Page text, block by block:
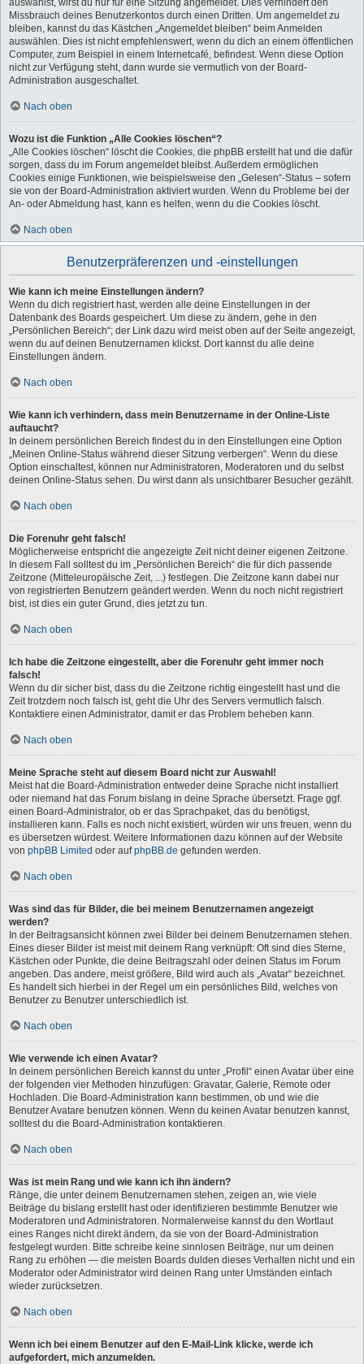
auswählst, wirst du nur für eine Sitzung angemeldet. Dies verhindert den
Missbrauch deines Benutzerkontos durch einen Dritten. Um angemeldet zu
bleiben, kannst du das Kästchen „Angemeldet bleiben“ beim Anmelden
auswählen. Dies ist nicht empfehlenswert, wenn du dich an einem öffentlichen
Computer, zum Beispiel in einem Internetcafé, befindest. Wenn diese Option
nicht zur Verfügung steht, dann wurde sie vermutlich von der Board-
Administration ausgeschaltet.
Nach oben
Wozu ist die Funktion „Alle Cookies löschen“?
„Alle Cookies löschen“ löscht die Cookies, die phpBB erstellt hat und die dafür
sorgen, dass du im Forum angemeldet bleibst. Außerdem ermöglichen
Cookies einige Funktionen, wie beispielsweise den „Gelesen“-Status – sofern
sie von der Board-Administration aktiviert wurden. Wenn du Probleme bei der
An- oder Abmeldung hast, kann es helfen, wenn du die Cookies löscht.
Nach oben
Benutzerpräferenzen und -einstellungen
Wie kann ich meine Einstellungen ändern?
Wenn du dich registriert hast, werden alle deine Einstellungen in der
Datenbank des Boards gespeichert. Um diese zu ändern, gehe in den
„Persönlichen Bereich“; der Link dazu wird meist oben auf der Seite angezeigt,
wenn du auf deinen Benutzernamen klickst. Dort kannst du alle deine
Einstellungen ändern.
Nach oben
Wie kann ich verhindern, dass mein Benutzername in der Online-Liste
auftaucht?
In deinem persönlichen Bereich findest du in den Einstellungen eine Option
„Meinen Online-Status während dieser Sitzung verbergen“. Wenn du diese
Option einschaltest, können nur Administratoren, Moderatoren und du selbst
deinen Online-Status sehen. Du wirst dann als unsichtbarer Besucher gezählt.
Nach oben
Die Forenuhr geht falsch!
Möglicherweise entspricht die angezeigte Zeit nicht deiner eigenen Zeitzone.
In diesem Fall solltest du im „Persönlichen Bereich“ die für dich passende
Zeitzone (Mitteleuropäische Zeit, ...) festlegen. Die Zeitzone kann dabei nur
von registrierten Benutzern geändert werden. Wenn du noch nicht registriert
bist, ist dies ein guter Grund, dies jetzt zu tun.
Nach oben
Ich habe die Zeitzone eingestellt, aber die Forenuhr geht immer noch
falsch!
Wenn du dir sicher bist, dass du die Zeitzone richtig eingestellt hast und die
Zeit trotzdem noch falsch ist, geht die Uhr des Servers vermutlich falsch.
Kontaktiere einen Administrator, damit er das Problem beheben kann.
Nach oben
Meine Sprache steht auf diesem Board nicht zur Auswahl!
Meist hat die Board-Administration entweder deine Sprache nicht installiert
oder niemand hat das Forum bislang in deine Sprache übersetzt. Frage ggf.
einen Board-Administrator, ob er das Sprachpaket, das du benötigst,
installieren kann. Falls es noch nicht existiert, würden wir uns freuen, wenn du
es übersetzen würdest. Weitere Informationen dazu können auf der Website
von phpBB Limited oder aufphpBB.de gefunden werden.
Nach oben
Was sind das für Bilder, die bei meinem Benutzernamen angezeigt
werden?
In der Beitragsansicht können zwei Bilder bei deinem Benutzernamen stehen.
Eines dieser Bilder ist meist mit deinem Rang verknüpft: Oft sind dies Sterne,
Kästchen oder Punkte, die deine Beitragszahl oder deinen Status im Forum
angeben. Das andere, meist größere, Bild wird auch als „Avatar“ bezeichnet.
Es handelt sich hierbei in der Regel um ein persönliches Bild, welches von
Benutzer zu Benutzer unterschiedlich ist.
Nach oben
Wie verwende ich einen Avatar?
In deinem persönlichen Bereich kannst du unter „Profil“ einen Avatar über eine
der folgenden vier Methoden hinzufügen: Gravatar, Galerie, Remote oder
Hochladen. Die Board-Administration kann bestimmen, ob und wie die
Benutzer Avatare benutzen können. Wenn du keinen Avatar benutzen kannst,
solltest du die Board-Administration kontaktieren.
Nach oben
Was ist mein Rang und wie kann ich ihn ändern?
Ränge, die unter deinem Benutzernamen stehen, zeigen an, wie viele
Beiträge du bislang erstellt hast oder identifizieren bestimmte Benutzer wie
Moderatoren und Administratoren. Normalerweise kannst du den Wortlaut
eines Ranges nicht direkt ändern, da sie von der Board-Administration
festgelegt wurden. Bitte schreibe keine sinnlosen Beiträge, nur um deinen
Rang zu erhöhen — die meisten Boards dulden dieses Verhalten nicht und ein
Moderator oder Administrator wird deinen Rang unter Umständen einfach
wieder zurücksetzen.
Nach oben
Wenn ich bei einem Benutzer auf den E-Mail-Link klicke, werde ich
aufgefordert, mich anzumelden.